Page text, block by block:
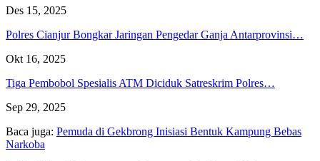
Des 15, 2025
Polres Cianjur Bongkar Jaringan Pengedar Ganja Antarprovinsi…
Okt 16, 2025
Tiga Pembobol Spesialis ATM Diciduk Satreskrim Polres…
Sep 29, 2025
Baca juga: Pemuda di Gekbrong Inisiasi Bentuk Kampung Bebas
Narkoba